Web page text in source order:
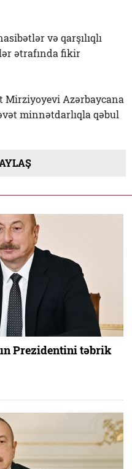
və qarşılıqlı
ətrafında fikir
Mirziyoyevi Azərbaycana
minnətdarlıqla qəbul
Prezidentini təbrik